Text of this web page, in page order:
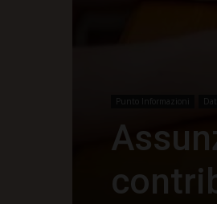
Punto Informazioni